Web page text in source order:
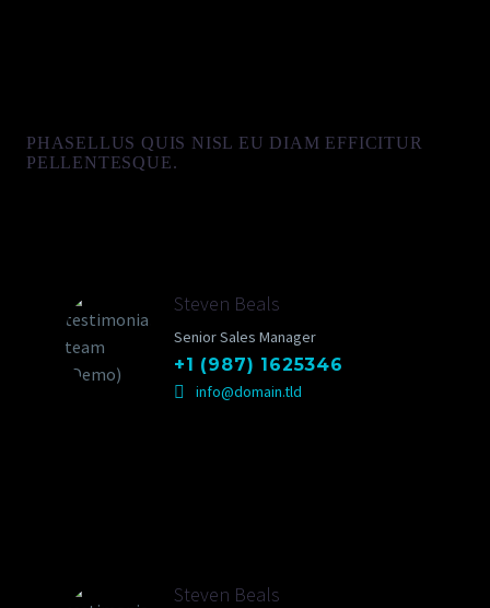
PHASELLUS QUIS NISL EU DIAM EFFICITUR
PELLENTESQUE.
Steven Beals
Senior Sales Manager
+1 (987) 1625346
info@domain.tld
Steven Beals